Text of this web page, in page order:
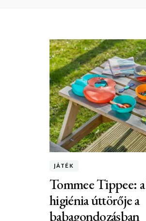
JÁTÉK
Tommee Tippee:
higiénia úttörője a
babagondozásban